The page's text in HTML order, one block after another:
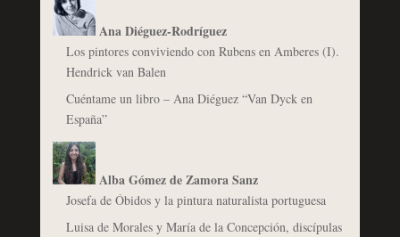
Ana Diéguez-Rodríguez
Los pintores conviviendo con Rubens en Amberes (I).
Hendrick van Balen
Cuéntame un libro – Ana Diéguez “Van Dyck en
España”
Alba Gómez de Zamora Sanz
Josefa de Óbidos y la pintura naturalista portuguesa
Luisa de Morales y María de la Concepción, discípulas